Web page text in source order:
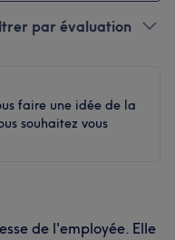
par évaluation
faire une idée de la
souhaitez vous
de l'employée. Elle